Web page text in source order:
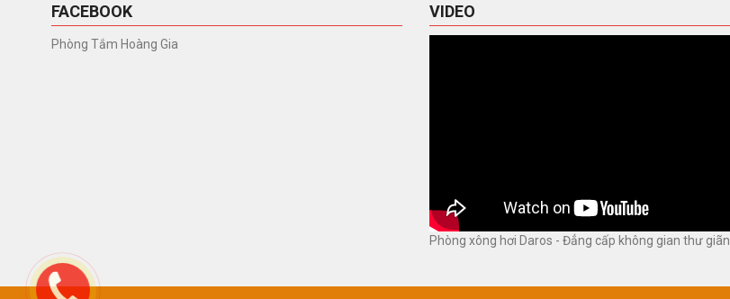
FACEBOOK
Phòng Tắm Hoàng Gia
VIDEO
Phòng xông hơi Daros - Đẳng cấp không gian thư giãn